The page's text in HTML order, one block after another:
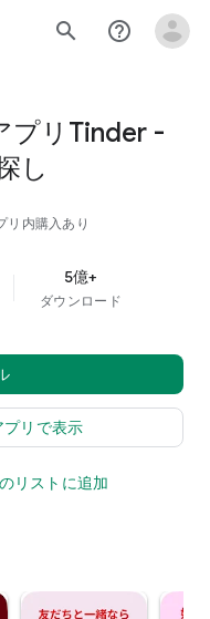
search help_outline
プリTinder -
し
リ内購入あり
5億+
ダウンロード
リで表示
リストに追加